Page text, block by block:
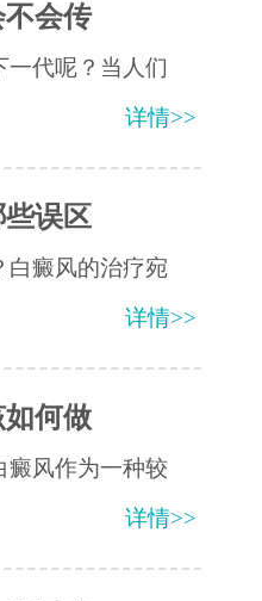
会传
一代呢？当人们
详情>>
误区
白癜风的治疗宛
详情>>
何做
癜风作为一种较
详情>>